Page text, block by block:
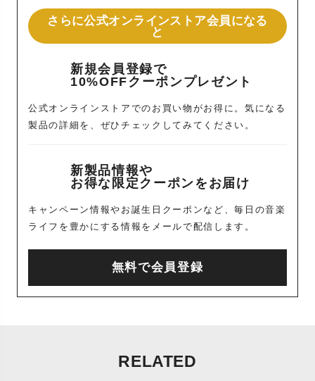
さらに公式オンラインストア会員になる
と
新規会員登録で
10%OFFクーポンプレゼント
公式オンラインストアでのお買い物がお得に。気になる
製品の詳細を、ぜひチェックしてみてください。
新製品情報や
お得な限定クーポンをお届け
キャンペーン情報やお誕生日クーポンなど、毎日の音楽
ライフを豊かにする情報をメールで配信します。
無料で会員登録
RELATED